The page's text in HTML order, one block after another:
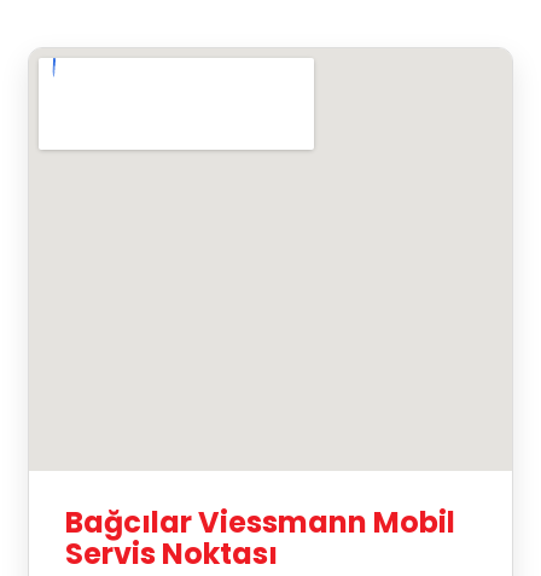
Bağcılar Viessmann Mobil
Servis Noktası